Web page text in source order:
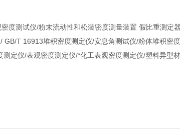
度测试仪/粉末流动性和松装密度测量装置 假比重测定
T 16913堆积密度测定仪/安息角测试仪/粉体堆积密
定仪/表观密度测定仪/*化工表观密度测定仪/塑料异型